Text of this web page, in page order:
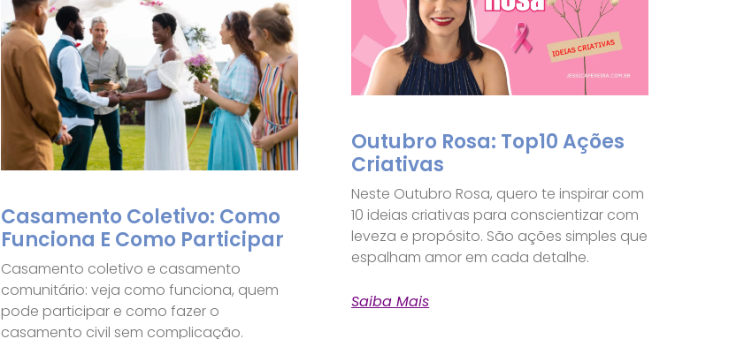
Casamento Coletivo: Como
Funciona E Como Participar
Casamento coletivo e casamento
comunitário: veja como funciona, quem
pode participar e como fazer o
casamento civil sem complicação.
Outubro Rosa: Top10 Ações
Criativas
Neste Outubro Rosa, quero te inspirar com
10 ideias criativas para conscientizar com
leveza e propósito. São ações simples que
espalham amor em cada detalhe.
Saiba Mais